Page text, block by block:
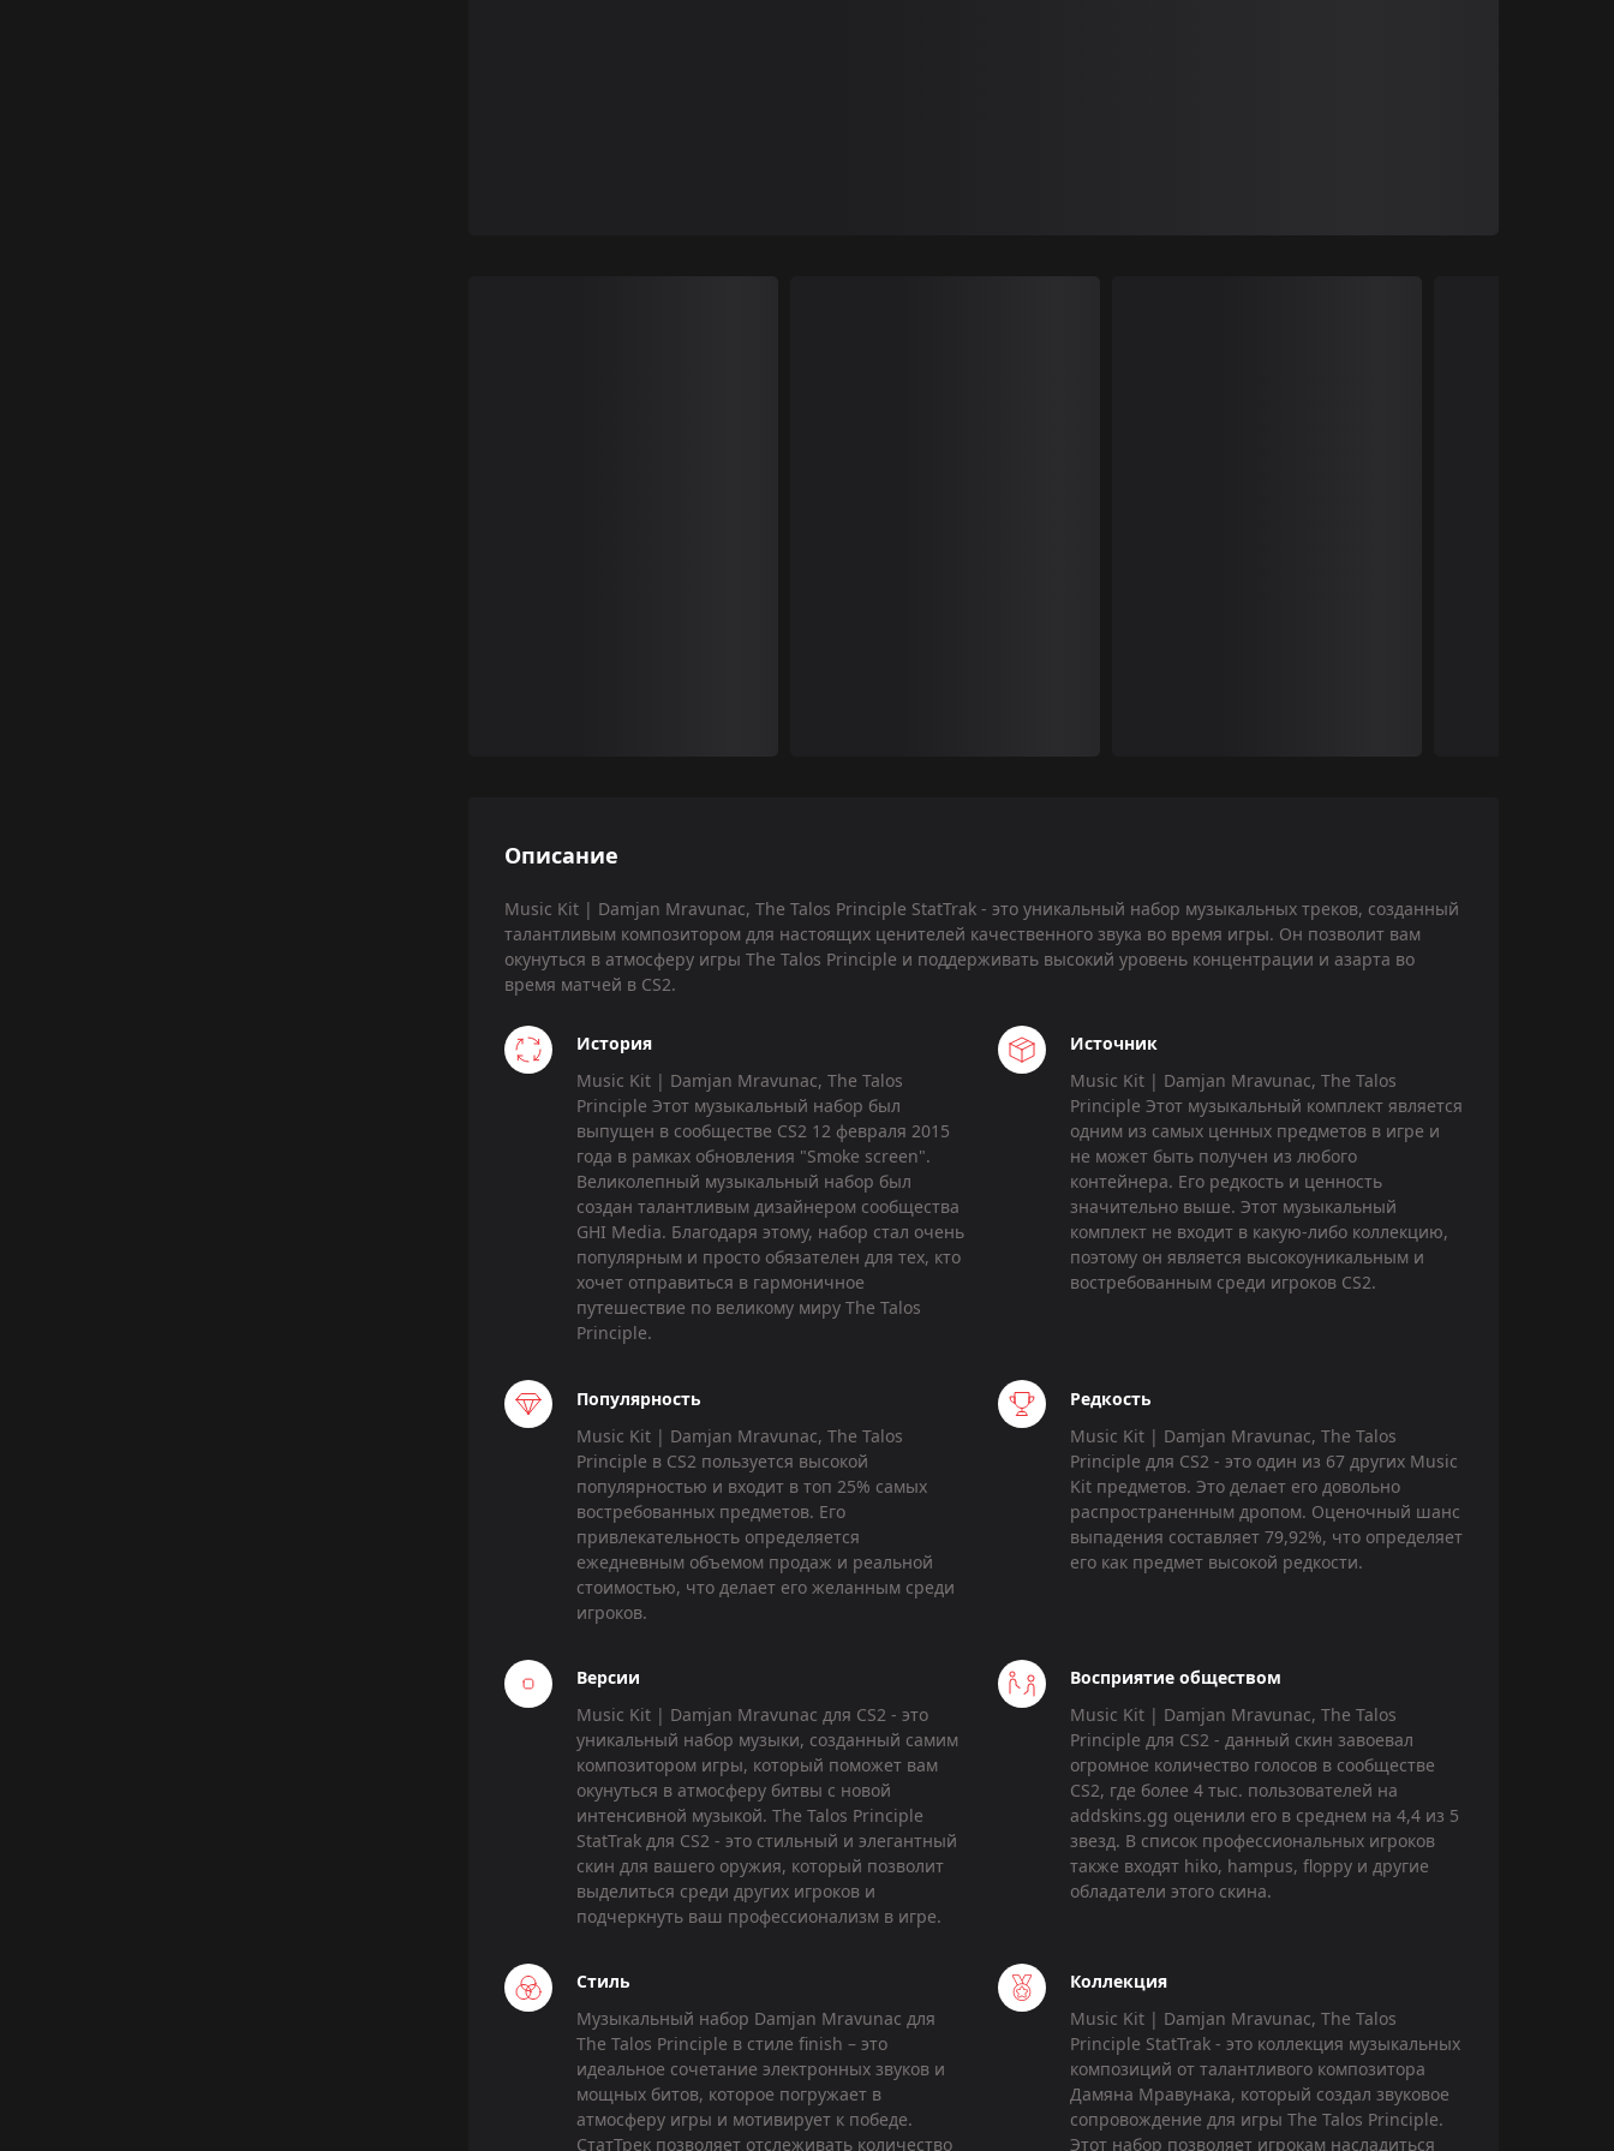
Описание
Music Kit | Damjan Mravunac, The Talos Principle StatTrak - это уникальный набор музыкальных треков, созданный
талантливым композитором для настоящих ценителей качественного звука во время игры. Он позволит вам
окунуться в атмосферу игры The Talos Principle и поддерживать высокий уровень концентрации и азарта во
время матчей в CS2.
История
Music Kit | Damjan Mravunac, The Talos
Principle Этот музыкальный набор был
выпущен в сообществе CS2 12 февраля 2015
года в рамках обновления "Smoke screen".
Великолепный музыкальный набор был
создан талантливым дизайнером сообщества
GHI Media. Благодаря этому, набор стал очень
популярным и просто обязателен для тех, кто
хочет отправиться в гармоничное
путешествие по великому миру The Talos
Principle.
Источник
Music Kit | Damjan Mravunac, The Talos
Principle Этот музыкальный комплект является
одним из самых ценных предметов в игре и
не может быть получен из любого
контейнера. Его редкость и ценность
значительно выше. Этот музыкальный
комплект не входит в какую-либо коллекцию,
поэтому он является высокоуникальным и
востребованным среди игроков CS2.
Популярность
Music Kit | Damjan Mravunac, The Talos
Principle в CS2 пользуется высокой
популярностью и входит в топ 25% самых
востребованных предметов. Его
привлекательность определяется
ежедневным объемом продаж и реальной
стоимостью, что делает его желанным среди
игроков.
Редкость
Music Kit | Damjan Mravunac, The Talos
Principle для CS2 - это один из 67 других Music
Kit предметов. Это делает его довольно
распространенным дропом. Оценочный шанс
выпадения составляет 79,92%, что определяет
его как предмет высокой редкости.
Версии
Music Kit | Damjan Mravunac для CS2 - это
уникальный набор музыки, созданный самим
композитором игры, который поможет вам
окунуться в атмосферу битвы с новой
интенсивной музыкой. The Talos Principle
StatTrak для CS2 - это стильный и элегантный
скин для вашего оружия, который позволит
выделиться среди других игроков и
подчеркнуть ваш профессионализм в игре.
Восприятие обществом
Music Kit | Damjan Mravunac, The Talos
Principle для CS2 - данный скин завоевал
огромное количество голосов в сообществе
CS2, где более 4 тыс. пользователей на
addskins.gg оценили его в среднем на 4,4 из 5
звезд. В список профессиональных игроков
также входят hiko, hampus, floppy и другие
обладатели этого скина.
Стиль
Музыкальный набор Damjan Mravunac для
The Talos Principle в стиле finish – это
идеальное сочетание электронных звуков и
мощных битов, которое погружает в
атмосферу игры и мотивирует к победе.
СтатТрек позволяет отслеживать количество
Коллекция
Music Kit | Damjan Mravunac, The Talos
Principle StatTrak - это коллекция музыкальных
композиций от талантливого композитора
Дамяна Мравунака, который создал звуковое
сопровождение для игры The Talos Principle.
Этот набор позволяет игрокам насладиться